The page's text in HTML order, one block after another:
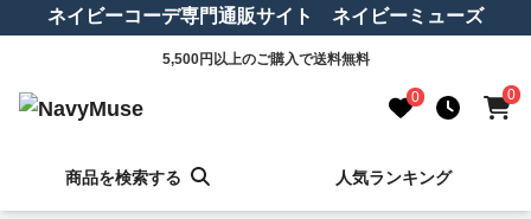
ネイビーコーデ専門通販サイト ネイビーミューズ
5,500円以上のご購入で送料無料
0 0
商品を検索する 人気ランキング